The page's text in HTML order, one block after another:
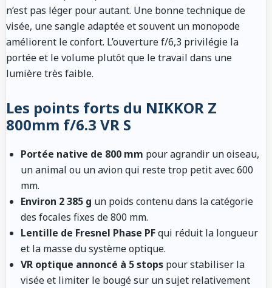
n’est pas léger pour autant. Une bonne technique de
visée, une sangle adaptée et souvent un monopode
améliorent le confort. L’ouverture f/6,3 privilégie la
portée et le volume plutôt que le travail dans une
lumière très faible.
Les points forts du NIKKOR Z
800mm f/6.3 VR S
Portée native de 800 mm pour agrandir un oiseau,
un animal ou un avion qui reste trop petit avec 600
mm.
Environ 2 385 g un poids contenu dans la catégorie
des focales fixes de 800 mm.
Lentille de Fresnel Phase PFqui réduit la longueur
et la masse du système optique.
VR optique annoncé à 5 stops pour stabiliser la
visée et limiter le bougé sur un sujet relativement